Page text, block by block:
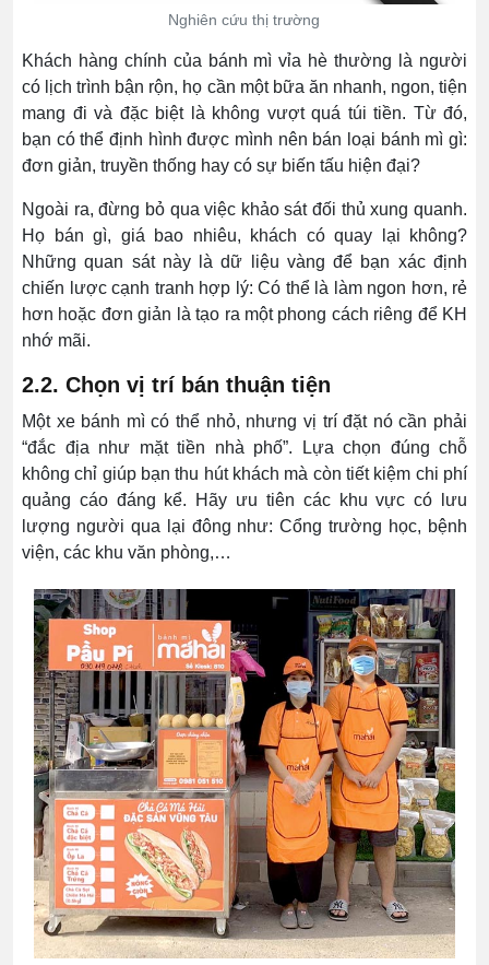
Nghiên cứu thị trường
Khách hàng chính của bánh mì vỉa hè thường là người
có lịch trình bận rộn, họ cần một bữa ăn nhanh, ngon, tiện
mang đi và đặc biệt là không vượt quá túi tiền. Từ đó,
bạn có thể định hình được mình nên bán loại bánh mì gì:
đơn giản, truyền thống hay có sự biến tấu hiện đại?
Ngoài ra, đừng bỏ qua việc khảo sát đối thủ xung quanh.
Họ bán gì, giá bao nhiêu, khách có quay lại không?
Những quan sát này là dữ liệu vàng để bạn xác định
chiến lược cạnh tranh hợp lý: Có thể là làm ngon hơn, rẻ
hơn hoặc đơn giản là tạo ra một phong cách riêng để KH
nhớ mãi.
2.2. Chọn vị trí bán thuận tiện
Một xe bánh mì có thể nhỏ, nhưng vị trí đặt nó cần phải
“đắc địa như mặt tiền nhà phố”. Lựa chọn đúng chỗ
không chỉ giúp bạn thu hút khách mà còn tiết kiệm chi phí
quảng cáo đáng kể. Hãy ưu tiên các khu vực có lưu
lượng người qua lại đông như: Cổng trường học, bệnh
viện, các khu văn phòng,…